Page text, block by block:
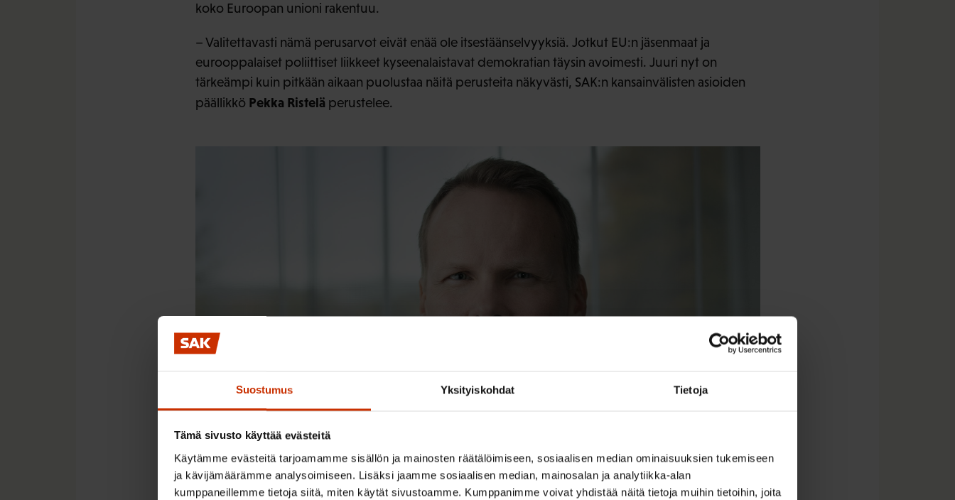
Suostumus Yksityiskohdat Tietoja
Tämä sivusto käyttää evästeitä
Käytämme evästeitä tarjoamamme sisällön ja mainosten räätälöimiseen, sosiaalisen median ominaisuuksien tukemiseen
ja kävijämäärämme analysoimiseen. Lisäksi jaamme sosiaalisen median, mainosalan ja analytiikka-alan
kumppaneillemme tietoja siitä, miten käytät sivustoamme. Kumppanimme voivat yhdistää näitä tietoja muihin tietoihin, joita
koko Euroopan unioni rakentuu.
– Valitettavasti nämä perusarvot eivät enää ole itsestäänselvyyksiä. Jotkut EU:n jäsenmaat ja
eurooppalaiset poliittiset liikkeet kyseenalaistavat demokratian täysin avoimesti. Juuri nyt on
tärkeämpi kuin pitkään aikaan puolustaa näitä perusteita näkyvästi, SAK:n kansainvälisten asioiden
päällikkö Pekka Ristelä perustelee.
Pekka Ristelä